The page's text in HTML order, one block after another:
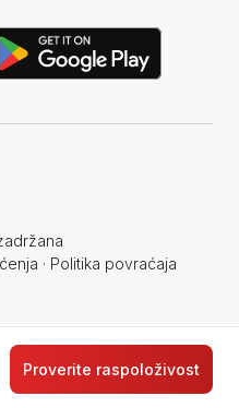
Proverite raspoloživost
· Politika povraćaja